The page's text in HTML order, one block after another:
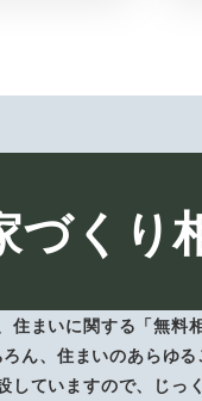
づくり
住まいに関する「無料
ん、住まいのあらゆ
していますので、じっ